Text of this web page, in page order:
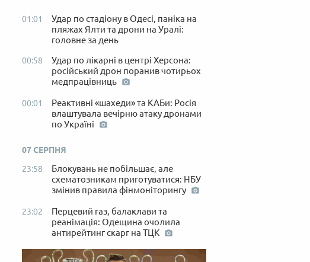
01:01
Удар по стадіону в Одесі, паніка на
пляжах Ялти та дрони на Уралі:
головне за день
00:58
Удар по лікарні в центрі Херсона:
російський дрон поранив чотирьох
медпрацівниць
00:01
Реактивні «шахеди» та КАБи: Росія
влаштувала вечірню атаку дронами
по Україні
07 СЕРПНЯ
23:58
Блокувань не побільшає, але
схематозникам приготуватися: НБУ
змінив правила фінмоніторингу
23:02
Перцевий газ, балаклави та
реанімація: Одещина очолила
антирейтинг скарг на ТЦК